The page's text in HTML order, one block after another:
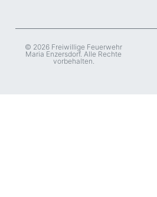
© 2026 Freiwillige Feuerwehr
Maria Enzersdorf. Alle Rechte
vorbehalten.